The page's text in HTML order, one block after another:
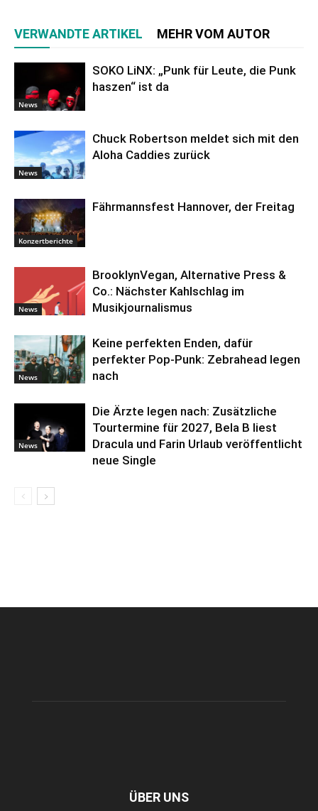
VERWANDTE ARTIKEL MEHR VOM AUTOR
News
SOKO LiNX: „Punk für Leute, die Punk
haszen“ ist da
News
Chuck Robertson meldet sich mit den
Aloha Caddies zurück
Konzertberichte
Fährmannsfest Hannover, der Freitag
News
BrooklynVegan, Alternative Press &
Co.: Nächster Kahlschlag im
Musikjournalismus
News
Keine perfekten Enden, dafür
perfekter Pop-Punk: Zebrahead legen
nach
News
Die Ärzte legen nach: Zusätzliche
Tourtermine für 2027, Bela B liest
Dracula und Farin Urlaub veröffentlicht
neue Single
ÜBER UNS